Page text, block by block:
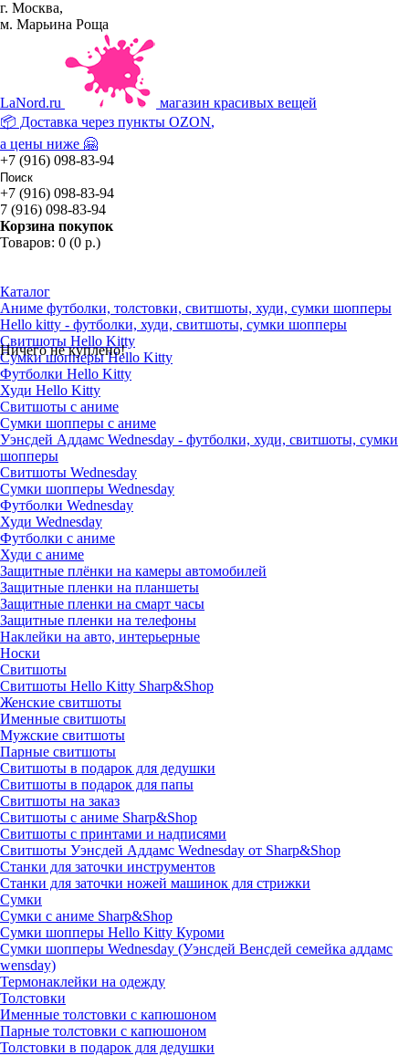
г. Москва,
м. Марьина Роща
LaNord.ru
магазин красивых вещей
📦 Доставка через пункты OZON,
а цены ниже 🤗
+7 (916) 098-83-94
+7 (916) 098-83-94
7 (916) 098-83-94
Корзина покупок
Товаров: 0 (0 р.)
Ничего не куплено!
Каталог
Аниме футболки, толстовки, свитшоты, худи, сумки шопперы
Hello kitty - футболки, худи, свитшоты, сумки шопперы
Свитшоты Hello Kitty
Сумки шопперы Hello Kitty
Футболки Hello Kitty
Худи Hello Kitty
Свитшоты с аниме
Сумки шопперы с аниме
Уэнсдей Аддамс Wednesday - футболки, худи, свитшоты, сумки
шопперы
Свитшоты Wednesday
Сумки шопперы Wednesday
Футболки Wednesday
Худи Wednesday
Футболки с аниме
Худи с аниме
Защитные плёнки на камеры автомобилей
Защитные пленки на планшеты
Защитные пленки на смарт часы
Защитные пленки на телефоны
Наклейки на авто, интерьерные
Носки
Свитшоты
Cвитшоты Hello Kitty Sharp&Shop
Женские свитшоты
Именные свитшоты
Мужские свитшоты
Парные свитшоты
Свитшоты в подарок для дедушки
Свитшоты в подарок для папы
Свитшоты на заказ
Свитшоты с аниме Sharp&Shop
Свитшоты с принтами и надписями
Свитшоты Уэнсдей Аддамс Wednesday от Sharp&Shop
Станки для заточки инструментов
Станки для заточки ножей машинок для стрижки
Сумки
Сумки с аниме Sharp&Shop
Сумки шопперы Hello Kitty Куроми
Сумки шопперы Wednesday (Уэнсдей Венсдей семейка аддамс
wensday)
Термонаклейки на одежду
Толстовки
Именные толстовки с капюшоном
Парные толстовки с капюшоном
Толстовки в подарок для дедушки